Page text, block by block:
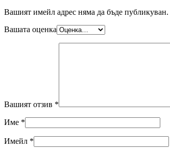
Вашият имейл адрес няма да бъде публикуван.
Вашата оценка
Вашият отзив *
Име *
Имейл *